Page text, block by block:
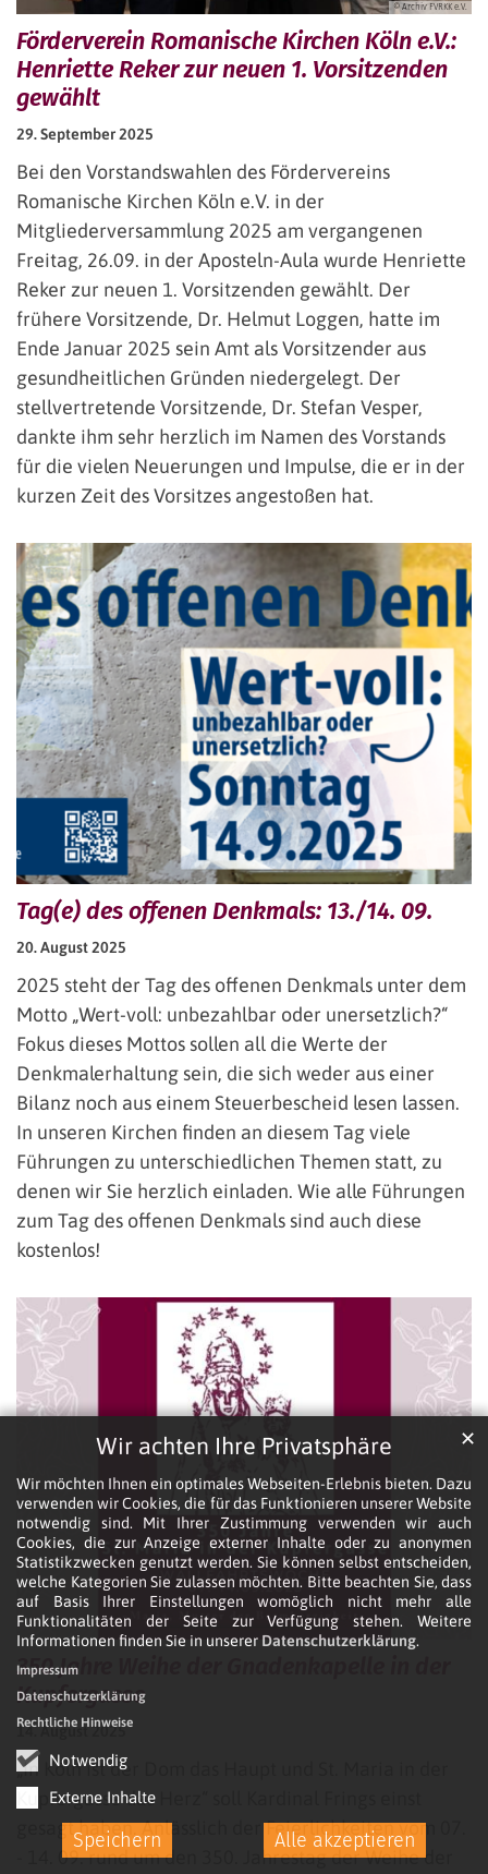
Wir achten Ihre Privatsphäre
Wir möchten Ihnen ein optimales Webseiten-Erlebnis bieten. Dazu
verwenden wir Cookies, die für das Funktionieren unserer Website
notwendig sind. Mit Ihrer Zustimmung verwenden wir auch
Cookies, die zur Anzeige externer Inhalte oder zu anonymen
Statistikzwecken genutzt werden. Sie können selbst entscheiden,
welche Kategorien Sie zulassen möchten. Bitte beachten Sie, dass
auf Basis Ihrer Einstellungen womöglich nicht mehr alle
Funktionalitäten der Seite zur Verfügung stehen. Weitere
Informationen finden Sie in unserer Datenschutzerklärung.
Notwendig
Externe Inhalte
Speichern Alle akzeptieren
✕
Impressum
Datenschutzerklärung
Rechtliche Hinweise
© Archiv FVRKK e.V.
Förderverein Romanische Kirchen Köln e.V.:
Henriette Reker zur neuen 1. Vorsitzenden
gewählt
29. September 2025
Bei den Vorstandswahlen des Fördervereins
Romanische Kirchen Köln e.V. in der
Mitgliederversammlung 2025 am vergangenen
Freitag, 26.09. in der Aposteln-Aula wurde Henriette
Reker zur neuen 1. Vorsitzenden gewählt. Der
frühere Vorsitzende, Dr. Helmut Loggen, hatte im
Ende Januar 2025 sein Amt als Vorsitzender aus
gesundheitlichen Gründen niedergelegt. Der
stellvertretende Vorsitzende, Dr. Stefan Vesper,
dankte ihm sehr herzlich im Namen des Vorstands
für die vielen Neuerungen und Impulse, die er in der
kurzen Zeit des Vorsitzes angestoßen hat.
Tag(e) des offenen Denkmals: 13./14. 09.
20. August 2025
2025 steht der Tag des offenen Denkmals unter dem
Motto „Wert-voll: unbezahlbar oder unersetzlich?“
Fokus dieses Mottos sollen all die Werte der
Denkmalerhaltung sein, die sich weder aus einer
Bilanz noch aus einem Steuerbescheid lesen lassen.
In unseren Kirchen finden an diesem Tag viele
Führungen zu unterschiedlichen Themen statt, zu
denen wir Sie herzlich einladen. Wie alle Führungen
zum Tag des offenen Denkmals sind auch diese
kostenlos!
350 Jahre Weihe der Gnadenkapelle in der
Kupfergasse
14. August 2025
„In Köln ist der Dom das Haupt und St. Maria in der
Kupfergasse das Herz“ soll Kardinal Frings einst
gesagt haben. Anlässlich der Feierlichkeiten vom 07.
- 14. 09. rund um den 350. Jahrestag der Weihe der